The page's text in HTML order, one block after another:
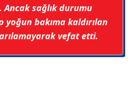
sağlık durumu
bakıma kaldırılan
vefat etti.